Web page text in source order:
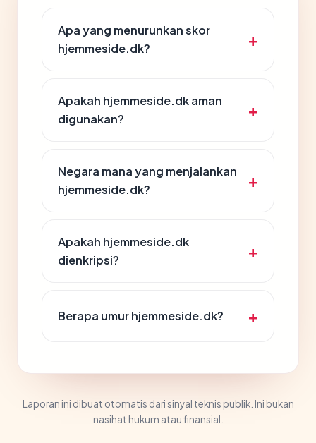
Apa yang menurunkan skor
hjemmeside.dk?
Apakah hjemmeside.dk aman
digunakan?
Negara mana yang menjalankan
hjemmeside.dk?
Apakah hjemmeside.dk
dienkripsi?
Berapa umur hjemmeside.dk?
Laporan ini dibuat otomatis dari sinyal teknis publik. Ini bukan
nasihat hukum atau finansial.